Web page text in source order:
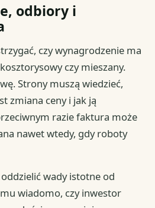
odbiory i
czy wynagrodzenie ma
czy mieszany.
Strony muszą wiedzieć,
zmiana ceny i jak ją
razie faktura może
nawet wtedy, gdy roboty
wady istotne od
wiadomo, czy inwestor